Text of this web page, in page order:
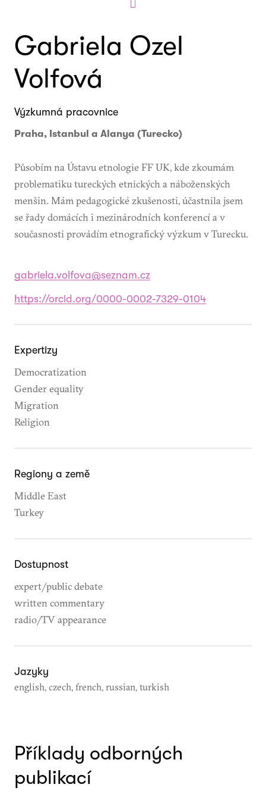
Gabriela Ozel
Volfová
Výzkumná pracovnice
Praha, Istanbul a Alanya (Turecko)
Působím na Ústavu etnologie FF UK, kde zkoumám
problematiku tureckých etnických a náboženských
menšin. Mám pedagogické zkušenosti, účastnila jsem
se řady domácích i mezinárodních konferencí a v
současnosti provádím etnografický výzkum v Turecku.
gabriela.volfova@seznam.cz
https://orcid.org/0000-0002-7329-0104
Expertizy
Democratization
Gender equality
Migration
Religion
Regiony a země
Middle East
Turkey
Dostupnost
expert/public debate
written commentary
radio/TV appearance
Jazyky
english, czech, french, russian, turkish
Příklady odborných
publikací